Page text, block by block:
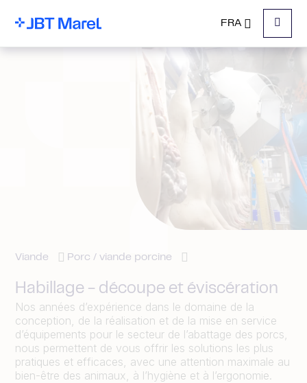
FRA
Menu
Viande Porc / viande porcine
Habillage - découpe et éviscération
Nos années d’expérience dans le domaine de la
conception, de la réalisation et de la mise en service
d’équipements pour le secteur de l’abattage des porcs,
nous permettent de vous offrir les solutions les plus
pratiques et efficaces, avec une attention maximale au
bien-être des animaux, à l’hygiène et à l’ergonomie.